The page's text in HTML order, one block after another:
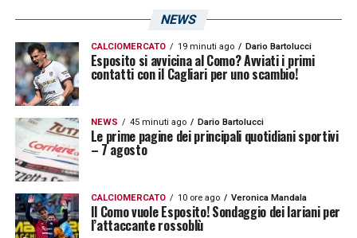
NEWS
CALCIOMERCATO 19 minuti ago Dario Bartolucci
Esposito si avvicina al Como? Avviati i primi
contatti con il Cagliari per uno scambio!
NEWS 45 minuti ago Dario Bartolucci
Le prime pagine dei principali quotidiani sportivi
– 7 agosto
CALCIOMERCATO 10 ore ago Veronica Mandala
Il Como vuole Esposito! Sondaggio dei lariani per
l’attaccante rossoblù